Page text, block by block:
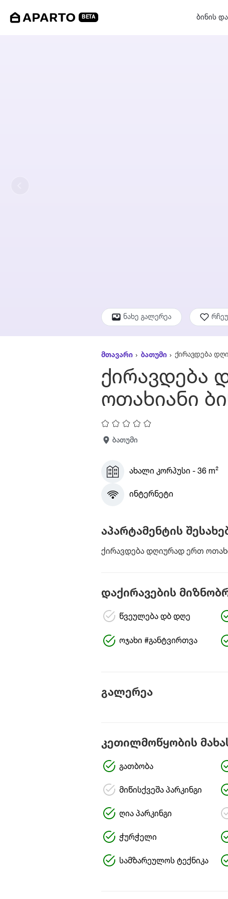
BETA ბინის
ნახე გალერეა
მთავარი ბათუმი ქირავდება
ქირავდება
ოთახიანი
ბათუმი
ახალი კორპუსი - 36 m²
ინტერნეტი
აპარტამენტის
ქირავდება დღიურად ერთ
დაქირავების
წვეულება დბ დღე
ოჯახი #განტვირთვა
გალერეა
კეთილმოწყობის
გათბობა
მიწისქვეშა პარკინგი
ღია პარკინგი
ჭურჭელი
სამზარეულოს ტექნიკა